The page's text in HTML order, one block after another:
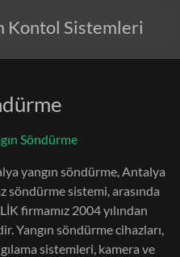
Kontol Sistemleri
yangın söndürme, Antalya
söndürme sistemi, arasında
firmamız 2004 yılından
Yangın söndürme cihazları,
sistemleri, kamera ve